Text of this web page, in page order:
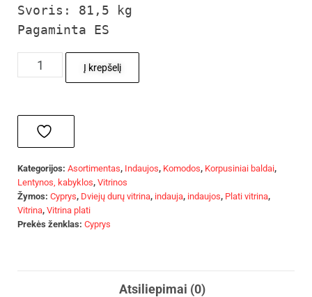
Svoris: 81,5 kg
Pagaminta ES
Į krepšelį
Kategorijos: Asortimentas, Indaujos, Komodos, Korpusiniai baldai,
Lentynos, kabyklos, Vitrinos
Žymos: Cyprys, Dviejų durų vitrina, indauja, indaujos, Plati vitrina,
Vitrina, Vitrina plati
Prekės ženklas: Cyprys
Atsiliepimai (0)